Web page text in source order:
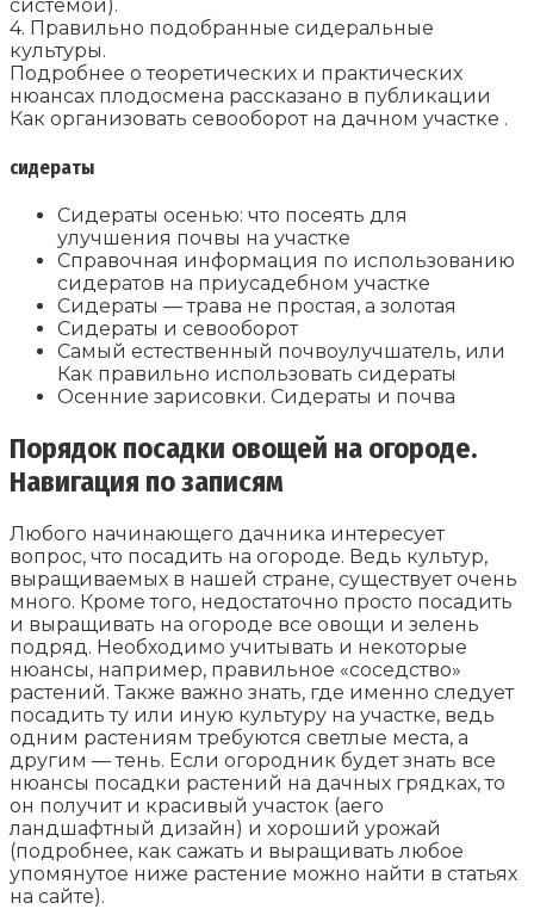
системой).
4. Правильно подобранные сидеральные
культуры.
Подробнее о теоретических и практических
нюансах плодосмена рассказано в публикации
Как организовать севооборот на дачном участке .
сидераты
Сидераты осенью: что посеять для
улучшения почвы на участке
Справочная информация по использованию
сидератов на приусадебном участке
Сидераты — трава не простая, а золотая
Сидераты и севооборот
Самый естественный почвоулучшатель, или
Как правильно использовать сидераты
Осенние зарисовки. Сидераты и почва
Порядок посадки овощей на огороде.
Навигация по записям
Любого начинающего дачника интересует
вопрос, что посадить на огороде. Ведь культур,
выращиваемых в нашей стране, существует очень
много. Кроме того, недостаточно просто посадить
и выращивать на огороде все овощи и зелень
подряд. Необходимо учитывать и некоторые
нюансы, например, правильное «соседство»
растений. Также важно знать, где именно следует
посадить ту или иную культуру на участке, ведь
одним растениям требуются светлые места, а
другим — тень. Если огородник будет знать все
нюансы посадки растений на дачных грядках, то
он получит и красивый участок (аего
ландшафтный дизайн) и хороший урожай
(подробнее, как сажать и выращивать любое
упомянутое ниже растение можно найти в статьях
на сайте).